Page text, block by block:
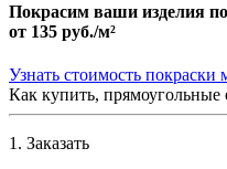
Покрасим ваши изделия
от 135 руб./м²
Узнать стоимость покраски
Как купить,
1. Заказать